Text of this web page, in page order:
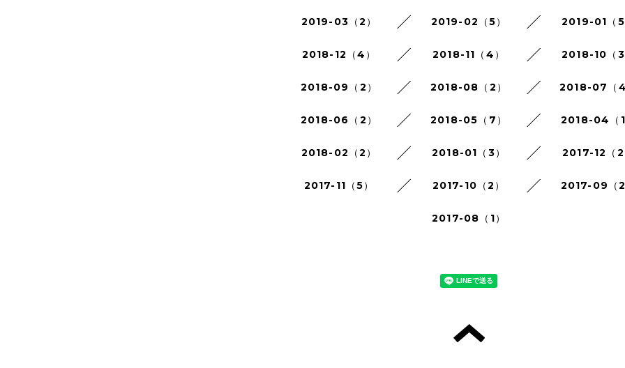
2019-03（2） 2019-02（5） 2019-01（5
2018-12（4） 2018-11（4） 2018-10（3
2018-09（2） 2018-08（2） 2018-07（4
2018-06（2） 2018-05（7） 2018-04（1
2018-02（2） 2018-01（3） 2017-12（2
2017-11（5） 2017-10（2） 2017-09（2
2017-08（1）